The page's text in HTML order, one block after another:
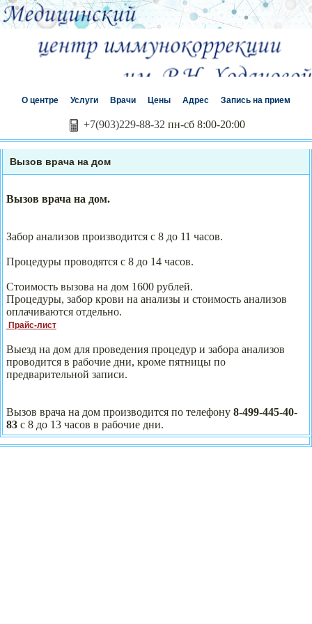
О центре Услуги Врачи Цены Адрес Запись на прием
+7(903)229-88-32 пн-сб 8:00-20:00
Вызов врача на дом
Вызов врача на дом.
Забор анализов производится с 8 до 11 часов.
Процедуры проводятся с 8 до 14 часов.
Стоимость вызова на дом 1600 рублей.
Процедуры, забор крови на анализы и стоимость анализов
оплачиваются отдельно.
Прайс-лист
Выезд на дом для проведения процедур и забора анализов
проводится в рабочие дни, кроме пятницы по
предварительной записи.
Вызов врача на дом производится по телефону 8-499-445-40-
83 с 8 до 13 часов в рабочие дни.